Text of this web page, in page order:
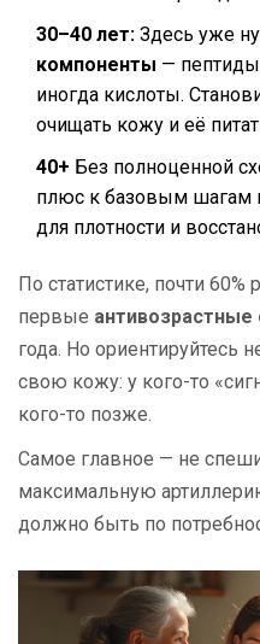
30–40 лет: Здесь уже
компоненты —
иногда кислоты.
очищать кожу и её
40+ Без полноценной
плюс к базовым шагам
для плотности и
По статистике, почти
первые антивозрастные
года. Но ориентируйтесь
свою кожу: у кого-то
кого-то позже.
Самое главное — не
максимальную
должно быть по